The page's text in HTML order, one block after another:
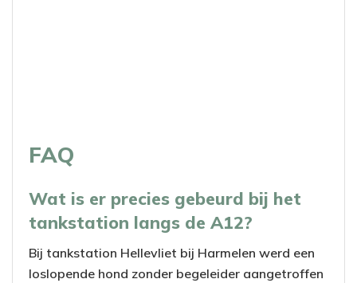
FAQ
Wat is er precies gebeurd bij het
tankstation langs de A12?
Bij tankstation Hellevliet bij Harmelen werd een
loslopende hond zonder begeleider aangetroffen